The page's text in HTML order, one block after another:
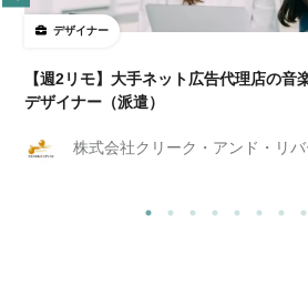
デザイナー
【週2リモ】大手ネット広告代理店の音
デザイナー（派遣）
株式会社クリーク・アンド・リ